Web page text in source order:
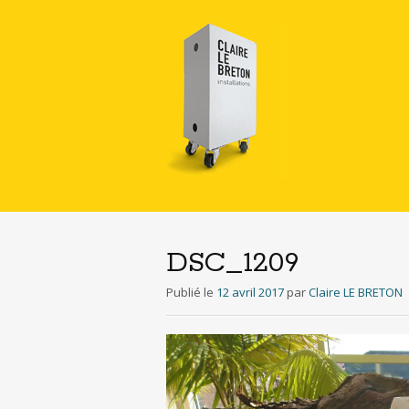
DSC_1209
Publié le 12 avril 2017 parClaire LE BRETON